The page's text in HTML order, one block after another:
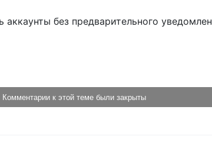
без предварительного
Комментарии к этой теме были закрыты